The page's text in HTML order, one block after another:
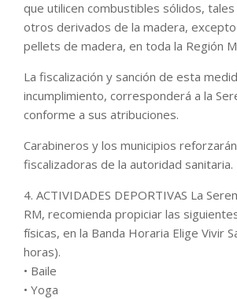
que utilicen combustibles sólidos,
otros derivados de la madera,
pellets de madera, en toda la Región
La fiscalización y sanción de esta
incumplimiento, corresponderá a la
conforme a sus atribuciones.
Carabineros y los municipios
fiscalizadoras de la autoridad sanitaria.
4. ACTIVIDADES DEPORTIVAS La
RM, recomienda propiciar las
físicas, en la Banda Horaria Elige Vivir
horas).
• Baile
• Yoga